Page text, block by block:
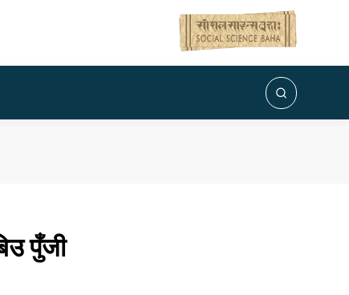
पुँजी